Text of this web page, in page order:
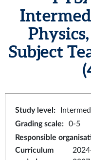
Subject
Study level :
Grading scale:
0-5
Responsible
Curriculum